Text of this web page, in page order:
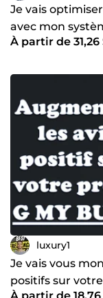
Je vais
avec mon
À partir de 31,26
luxury1
Je vais vous
positifs sur